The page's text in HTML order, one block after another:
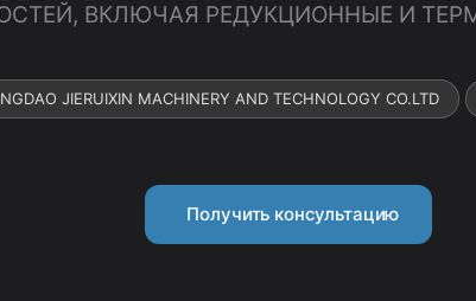
ВКЛЮЧАЯ РЕДУКЦИОННЫЕ И
JIERUIXIN MACHINERY AND TECHNOLOGY CO.LTD
Получить консультацию